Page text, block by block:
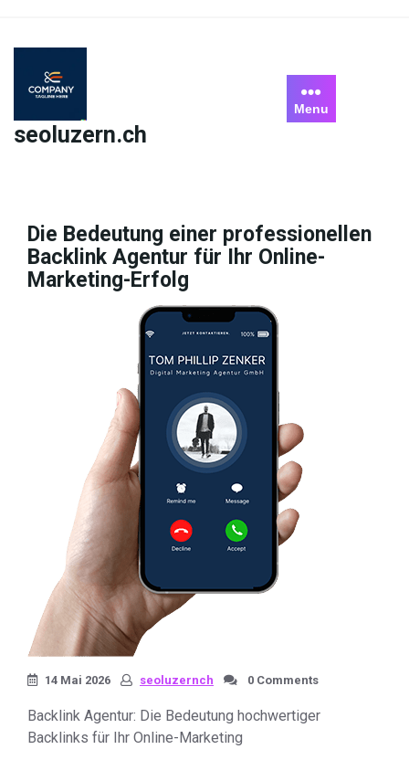
content
seoluzern.ch
Menu
Die Bedeutung einer professionellen
Backlink Agentur für Ihr Online-
Marketing-Erfolg
14 Mai 2026 seoluzernch 0 Comments
Backlink Agentur: Die Bedeutung hochwertiger
Backlinks für Ihr Online-Marketing